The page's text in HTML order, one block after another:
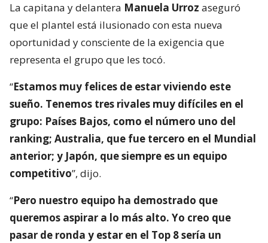
La capitana y delantera Manuela Urroz aseguró
que el plantel está ilusionado con esta nueva
oportunidad y consciente de la exigencia que
representa el grupo que les tocó.
“Estamos muy felices de estar viviendo este
sueño. Tenemos tres rivales muy difíciles en el
grupo: Países Bajos, como el número uno del
ranking; Australia, que fue tercero en el Mundial
anterior; y Japón, que siempre es un equipo
competitivo”, dijo.
“Pero nuestro equipo ha demostrado que
queremos aspirar a lo más alto. Yo creo que
pasar de ronda y estar en el Top 8 sería un